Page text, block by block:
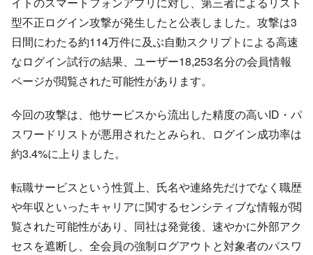
型不正ログイン攻撃が発生したと公表しました。攻撃は3
日間にわたる約114万件に及ぶ自動スクリプトによる高速
なログイン試行の結果、ユーザー18,253名分の会員情報
ページが閲覧された可能性があります。
今回の攻撃は、他サービスから流出した精度の高いID・パ
スワードリストが悪用されたとみられ、ログイン成功率は
約3.4%に上りました。
転職サービスという性質上、氏名や連絡先だけでなく職歴
や年収といったキャリアに関するセンシティブな情報が閲
覧された可能性があり、同社は発覚後、速やかに外部アク
セスを遮断し、全会員の強制ログアウトと対象者のパスワ